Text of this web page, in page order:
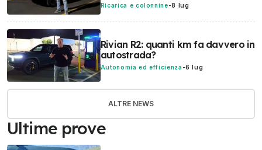
Ricarica e colonnine-8 lug
Rivian R2: quanti km fa davvero in
autostrada?
Autonomia ed efficienza -6 lug
ALTRE NEWS
Ultime prove